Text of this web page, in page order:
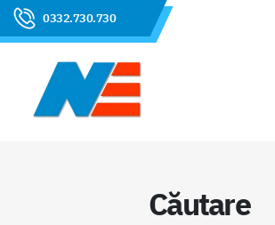
0332.730.730
Căutare